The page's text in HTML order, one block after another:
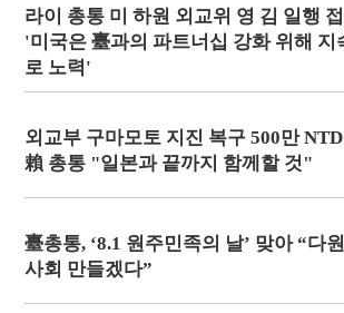
라이 총통 미 하원 외교위 영 김 일행
'미국은 臺과의 파트너십 강화 위해 지
로 노력'
외교부 구마모토 지진 복구 500만
賴 총통 "일본과 끝까지 함께할 것"
臺총통, ‘8.1 원주민족의 날’ 맞아 “다
사회 만들겠다”